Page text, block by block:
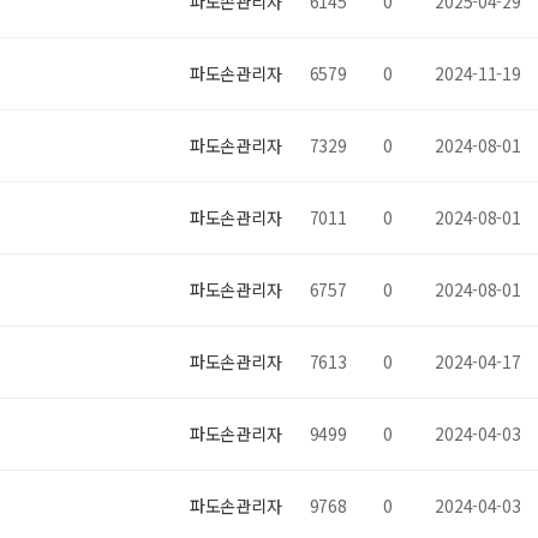
파도손관리자 6579 0 2024-11-19
파도손관리자 7329 0 2024-08-01
파도손관리자 7011 0 2024-08-01
파도손관리자 6757 0 2024-08-01
파도손관리자 7613 0 2024-04-17
파도손관리자 9499 0 2024-04-03
파도손관리자 9768 0 2024-04-03